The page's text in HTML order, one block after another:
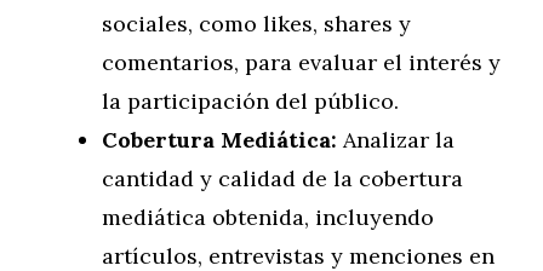
sociales, como likes, shares y
comentarios, para evaluar el interés y
la participación del público.
Cobertura Mediática: Analizar la
cantidad y calidad de la cobertura
mediática obtenida, incluyendo
artículos, entrevistas y menciones en